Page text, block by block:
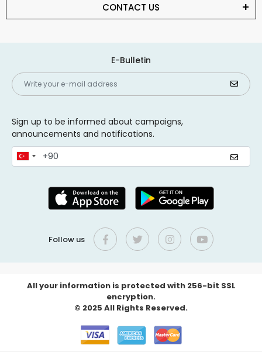
CONTACT US
E-Bulletin
Sign up to be informed about campaigns,
announcements and notifications.
Follow us
All your information is protected with 256-bit SSL
encryption.
© 2025 All Rights Reserved.